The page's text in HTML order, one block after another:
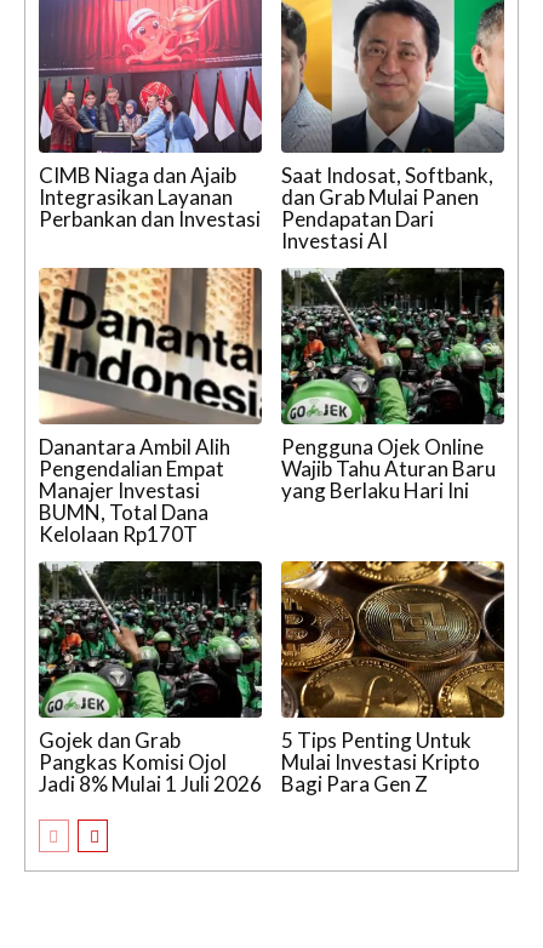
CIMB Niaga dan Ajaib
Integrasikan Layanan
Perbankan dan Investasi
Saat Indosat, Softbank,
dan Grab Mulai Panen
Pendapatan Dari
Investasi AI
Danantara Ambil Alih
Pengendalian Empat
Manajer Investasi
BUMN, Total Dana
Kelolaan Rp170T
Pengguna Ojek Online
Wajib Tahu Aturan Baru
yang Berlaku Hari Ini
Gojek dan Grab
Pangkas Komisi Ojol
Jadi 8% Mulai 1 Juli 2026
5 Tips Penting Untuk
Mulai Investasi Kripto
Bagi Para Gen Z